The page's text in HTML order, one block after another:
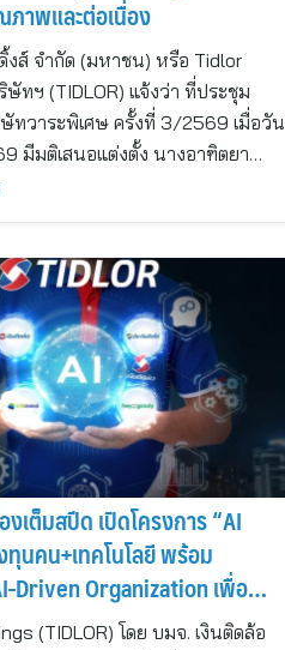
าพและต่อเนื่อง
งส์ จำกัด (มหาชน) หรือ Tidlor
ทฯ (TIDLOR) แจ้งว่า ที่ประชุม
ทวาระพิเศษ ครั้งที่ 3/2569 เมื่อวัน
มีมติเสนอแต่งตั้ง นางอาฑิตยา…
งเต็มสปีด เปิดโครงการ “AI
นคน+เทคโนโลยี พร้อม
Driven Organization เพื่อ
เติบโตที่ยั่งยืน
(TIDLOR) โดย บมจ. เงินติดล้อ